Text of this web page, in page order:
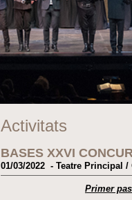
Activitats
BASES XXVI
01/03/2022 - Teatre Principal
Primer